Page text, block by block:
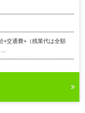
+交通費+（残業代は全額